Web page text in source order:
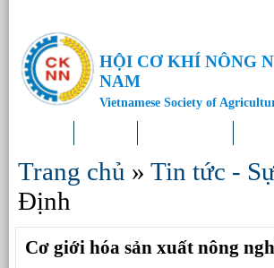
HỘI CƠ KHÍ NÔNG
NAM
Vietnamese Society of
Trang chủ » Tin tức -
Định
Cơ giới hóa sản xuất nông